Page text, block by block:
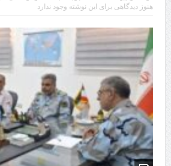
هنوز دیدگاهی برای این نوشته وجود ندارد